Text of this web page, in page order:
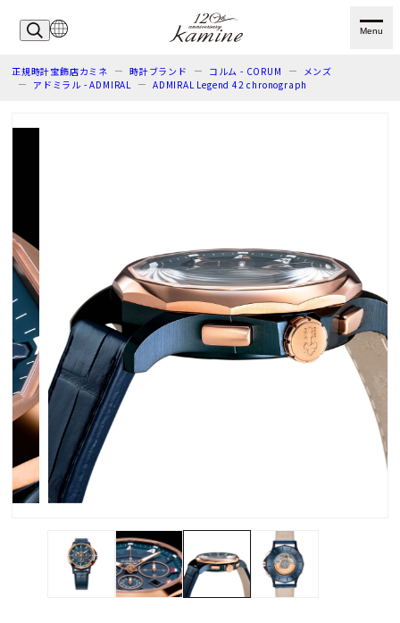
Menu
正規時計宝飾店カミネ 時計ブランド コルム - CORUM
メンズ
アドミラル - ADMIRAL
ADMIRAL Legend 42 chronograph